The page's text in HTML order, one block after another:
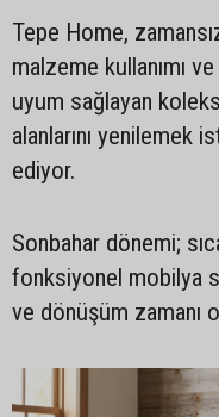
Tepe Home,
malzeme kullanımı
uyum sağlayan
alanlarını yenilemek
ediyor.
Sonbahar dönemi;
fonksiyonel mobilya
ve dönüşüm zamanı